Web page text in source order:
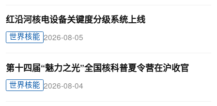
红沿河核电设备关键度分级系统上线
世界核能 2026-08-05
第十四届“魅力之光”全国核科普夏令营在沪收官
世界核能 2026-08-04